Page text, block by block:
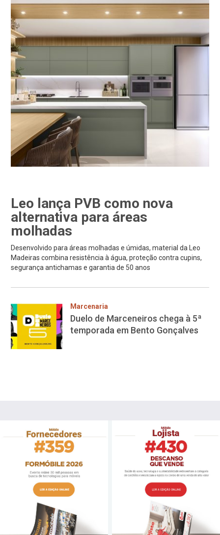
Leo lança PVB como nova
alternativa para áreas
molhadas
Desenvolvido para áreas molhadas e úmidas, material da Leo
Madeiras combina resistência à água, proteção contra cupins,
segurança antichamas e garantia de 50 anos
Marcenaria
Duelo de Marceneiros chega à 5ª
temporada em Bento Gonçalves